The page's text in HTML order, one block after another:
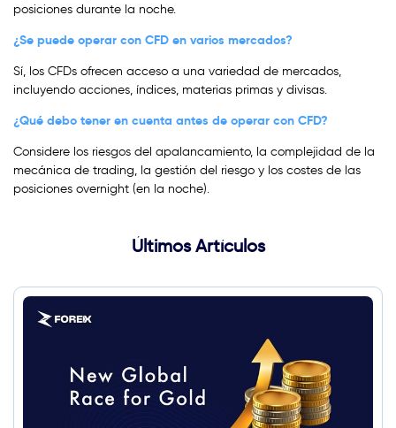
posiciones durante la noche.
¿Se puede operar con CFD en varios mercados?
Sí, los CFDs ofrecen acceso a una variedad de mercados,
incluyendo acciones, índices, materias primas y divisas.
¿Qué debo tener en cuenta antes de operar con CFD?
Considere los riesgos del apalancamiento, la complejidad de la
mecánica de trading, la gestión del riesgo y los costes de las
posiciones overnight (en la noche).
Últimos Artículos